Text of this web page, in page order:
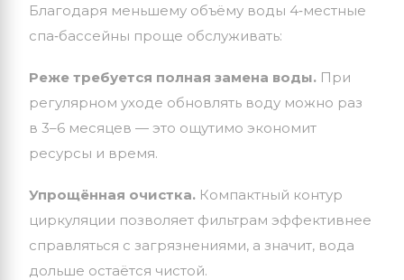
Благодаря меньшему объёму воды 4‑местные
спа‑бассейны проще обслуживать:
Реже требуется полная замена воды. При
регулярном уходе обновлять воду можно раз
в 3–6 месяцев — это ощутимо экономит
ресурсы и время.
Упрощённая очистка. Компактный контур
циркуляции позволяет фильтрам эффективнее
справляться с загрязнениями, а значит, вода
дольше остаётся чистой.